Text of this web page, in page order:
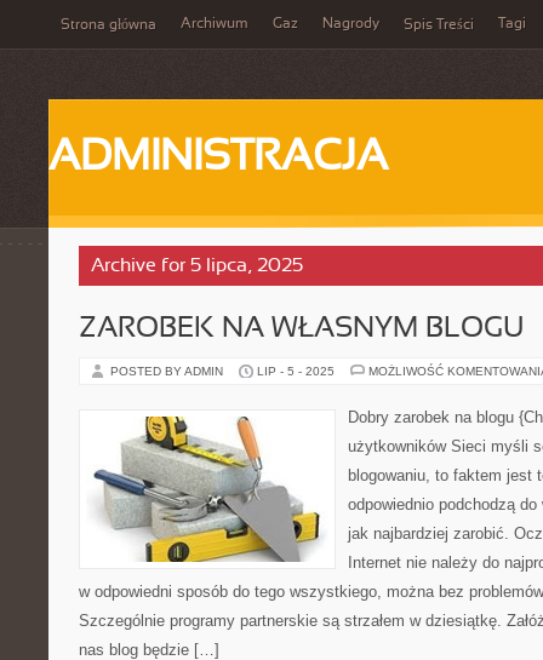
Strona główna Archiwum Gaz Nagrody Spis Treści Tagi
ADMINISTRACJA
Archive for 5 lipca, 2025
ZAROBEK NA WŁASNYM BLOGU
POSTED BY ADMIN LIP - 5 - 2025 MOŻLIWOŚĆ
Dobry zarobek na blogu
użytkowników Sieci myśli
blogowaniu, to faktem jest
odpowiednio podchodzą do
jak najbardziej zarobić.
Internet nie należy do
w odpowiedni sposób do tego wszystkiego, można bez
Szczególnie programy partnerskie są strzałem w dziesiątkę.
nas blog będzie […]